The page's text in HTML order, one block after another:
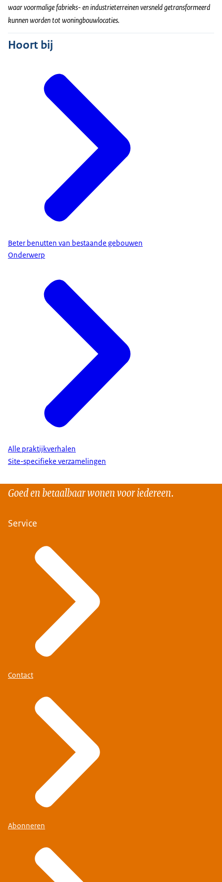
waar voormalige fabrieks- en industrieterreinen versneld getransformeerd
kunnen worden tot woningbouwlocaties.
Hoort bij
Beter benutten van bestaande gebouwen
Onderwerp
Alle praktijkverhalen
Site-specifieke verzamelingen
Goed en betaalbaar wonen voor iedereen.
Service
Contact
Abonneren